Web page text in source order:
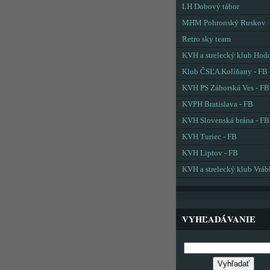
LH Dobový tábor
MHM Pohronský Ruskov
Retro sky team
KVH a strelecký klub
Klub ČSĽA Kolíňany - FB
KVH PS Záhorská Ves - FB
KVPH Bratislava - FB
KVH Slovenská brána - FB
KVH Turiec - FB
KVH Liptov - FB
KVH a strelecký klub
VYHĽADÁVANIE